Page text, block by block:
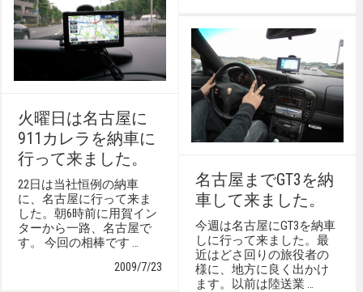
火曜日は名古屋に
911カレラを納車に
行って来ました。
22日は当社恒例の納車
に、名古屋に行って来ま
した。朝6時前に用賀イン
ターから一路、名古屋で
す。 今回の相棒です …
2009/7/23
名古屋までGT3を納
車して来ました。
今週は名古屋にGT3を納車
しに行って来ました。最
近はどさ回りの旅役者の
様に、地方に良く出かけ
ます。以前は陸送業 …